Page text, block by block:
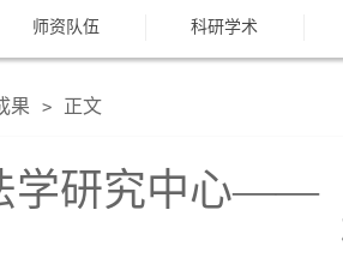
师资队伍 科研学术
果 > 正文
学研究中心——